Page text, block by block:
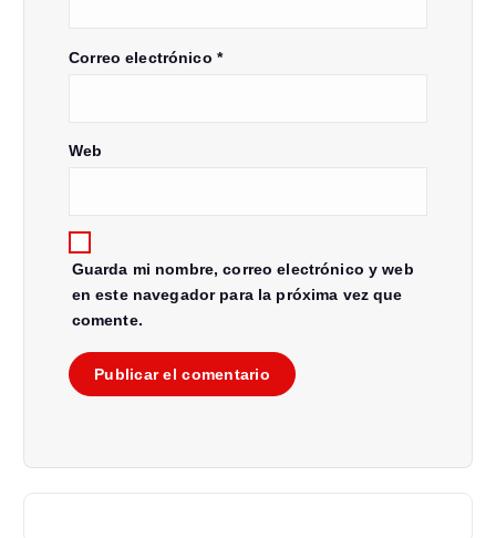
Correo electrónico *
Web
Guarda mi nombre, correo electrónico y web
en este navegador para la próxima vez que
comente.